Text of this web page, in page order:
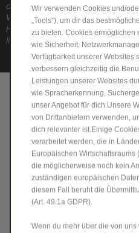
dabei, Energie zu sparen und
Vergleich zu herkömmlichen
Halogen-Frontscheinwerfer
liefern helles, weißes Licht.
PERFEKT
Wie verbringen Sie Ihre
Freeride-Snowboarder oder
Was auch immer Sie gerne
Mopar®das perfekte Zubehör,
seiner individuellen
Wir verwenden Cookies und/
„Tools“), um dir das
zu bieten. Cookies ermöglichen
wie Sicherheit,
Verfügbarkeit unserer Websites
verbessern gleichzeitig die
Leistungen unserer Websites
wie Spracherkennung,
unser Angebot für dich.Unsere
von Drittanbietern verwenden,
dich relevanter ist.Einige
verarbeitet werden, die in
Europäischen Wirtschaftsraums
die möglicherweise noch kein
zuständigen europäischen
diesem Fall beruht die
(Art. 49.1a GDPR).
Wenn du mehr über die von